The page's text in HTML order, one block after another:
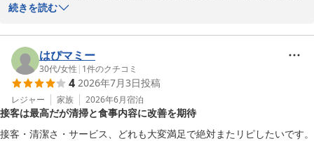
ございます。
いただけたとのこと、大変嬉しく思います。
一方で、お風呂の位置が少し離れているために移動が大変だったこ
と、そしてトイレのドア下のホコリが気になり残念な思いをされた
こと、心苦しく感じております。
ご指摘いただいた点は、すぐにスタッフ間で共有し、清掃や環境改
善に努めてまいります。
続きを読む
はぴマミー
30代/女性 | 1件のクチコミ
4 2026年7月3日投稿
レジャー 家族 2026年6月宿泊
接客は最高だが清掃と食事内容に改善を期待
接客・清潔さ・サービス、どれも大変満足で絶対またリピしたいです。